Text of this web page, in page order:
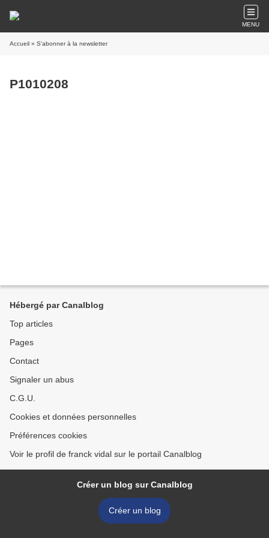
MENU
Accueil » S'abonner à la newsletter
P1010208
Hébergé par Canalblog
Top articles
Pages
Contact
Signaler un abus
C.G.U.
Cookies et données personnelles
Préférences cookies
Voir le profil de franck vidal sur le portail Canalblog
Créer un blog sur Canalblog
Créer un blog